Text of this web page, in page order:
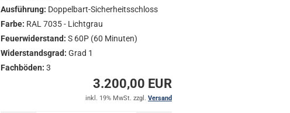
Ausführung: Doppelbart-Sicherheitsschloss
Farbe: RAL 7035 - Lichtgrau
Feuerwiderstand: S 60P (60 Minuten)
Widerstandsgrad: Grad 1
Fachböden: 3
3.200,00 EUR
inkl. 19% MwSt. zzgl. Versand